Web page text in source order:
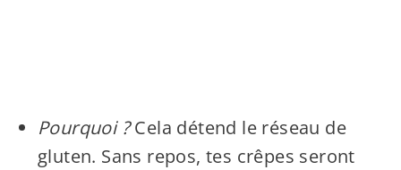
Pourquoi ?Cela détend le réseau de
gluten. Sans repos, tes crêpes seront